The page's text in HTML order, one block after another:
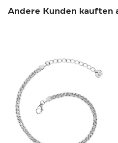
Andere Kunden kauften